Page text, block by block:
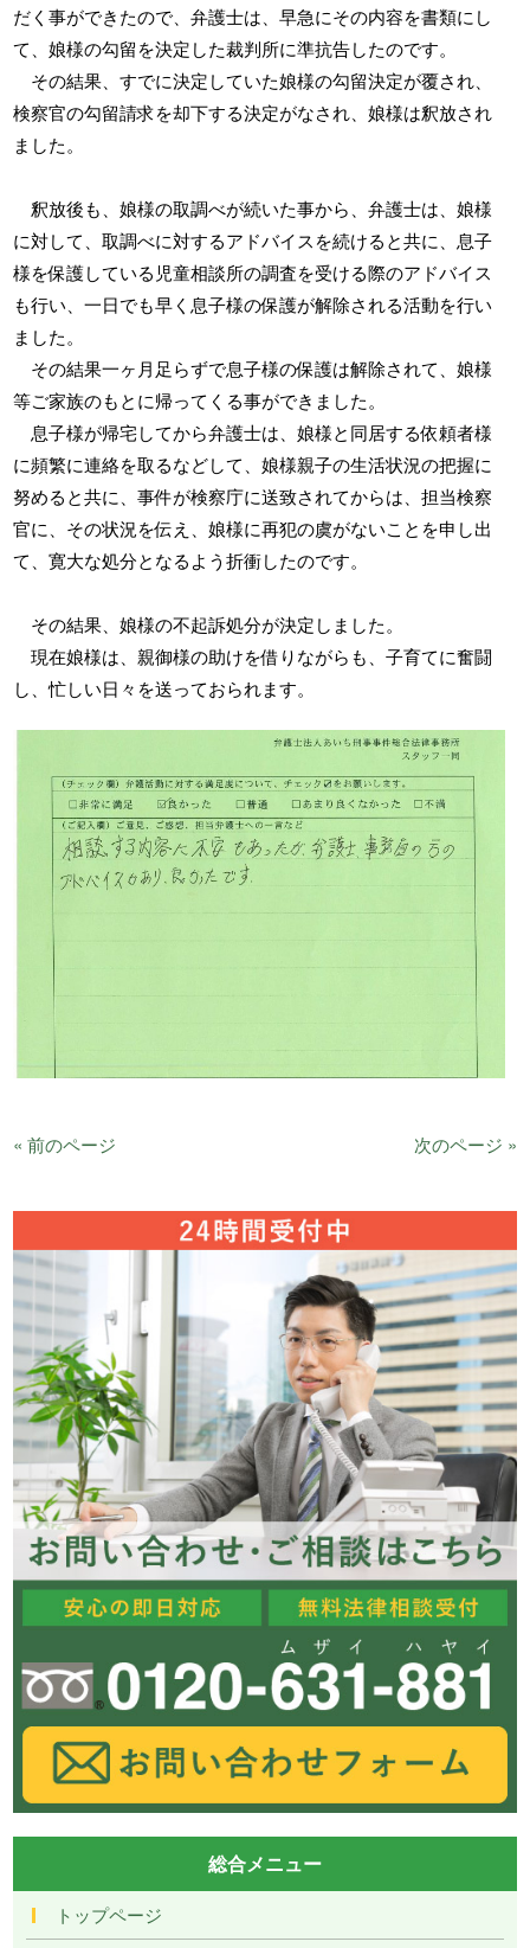
だく事ができたので、弁護士は、早急にその内容を書類にし
て、娘様の勾留を決定した裁判所に準抗告したのです。
その結果、すでに決定していた娘様の勾留決定が覆され、
検察官の勾留請求を却下する決定がなされ、娘様は釈放され
ました。
釈放後も、娘様の取調べが続いた事から、弁護士は、娘様
に対して、取調べに対するアドバイスを続けると共に、息子
様を保護している児童相談所の調査を受ける際のアドバイス
も行い、一日でも早く息子様の保護が解除される活動を行い
ました。
その結果一ヶ月足らずで息子様の保護は解除されて、娘様
等ご家族のもとに帰ってくる事ができました。
息子様が帰宅してから弁護士は、娘様と同居する依頼者様
に頻繁に連絡を取るなどして、娘様親子の生活状況の把握に
努めると共に、事件が検察庁に送致されてからは、担当検察
官に、その状況を伝え、娘様に再犯の虞がないことを申し出
て、寛大な処分となるよう折衝したのです。
その結果、娘様の不起訴処分が決定しました。
現在娘様は、親御様の助けを借りながらも、子育てに奮闘
し、忙しい日々を送っておられます。
« 前のページ 次のページ »
総合メニュー
トップページ